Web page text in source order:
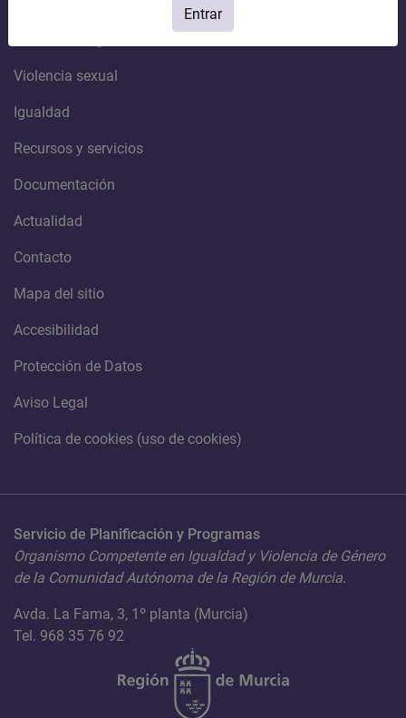
Violencia sexual
Igualdad
Recursos y servicios
Documentación
Actualidad
Contacto
Mapa del sitio
Accesibilidad
Protección de Datos
Aviso Legal
Política de cookies (uso de cookies)
Servicio de Planificación y Programas
Organismo Competente en Igualdad y Violencia de Género
de la Comunidad Autónoma de la Región de Murcia.
Avda. La Fama, 3, 1º planta (Murcia)
Tel. 968 35 76 92
Entrar